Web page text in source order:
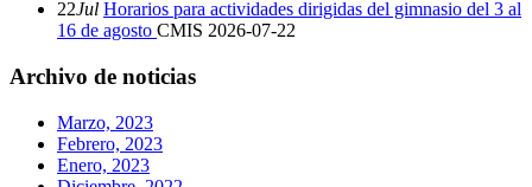
22Jul Horarios para actividades dirigidas del gimnasio del 3 al
16 de agosto CMIS 2026-07-22
Archivo de noticias
Marzo, 2023
Febrero, 2023
Enero, 2023